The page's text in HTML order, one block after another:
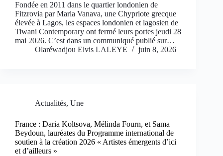
Fondée en 2011 dans le quartier londonien de
Fitzrovia par Maria Vanava, une Chypriote grecque
élevée à Lagos, les espaces londonien et lagosien de
Tiwani Contemporary ont fermé leurs portes jeudi 28
mai 2026. C’est dans un communiqué publié sur…
Olaréwadjou Elvis LALEYE
juin 8, 2026
Actualités, Une
France : Daria Koltsova, Mélinda Fourn, et Sama
Beydoun, lauréates du Programme international de
soutien à la création 2026 « Artistes émergents d’ici
et d’ailleurs »